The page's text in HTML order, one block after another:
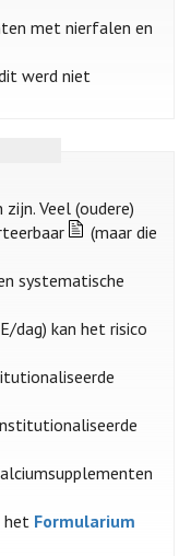
met nierfalen en
werd niet
Veel (oudere)
(maar die
systematische
dag) kan het risico
het Formularium